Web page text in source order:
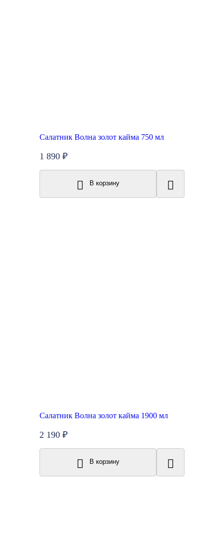
Салатник Волна золот кайма 750 мл
1 890 ₽
В корзину
Салатник Волна золот кайма 1900 мл
2 190 ₽
В корзину